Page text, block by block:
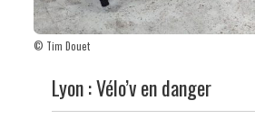
© Tim Douet
Lyon : Vélo’v en danger